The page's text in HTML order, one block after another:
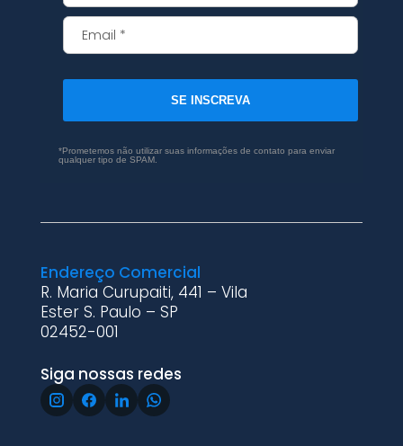
SE INSCREVA
*Prometemos não utilizar suas informações de contato para enviar
qualquer tipo de SPAM.
Endereço Comercial
R. Maria Curupaiti, 441 – Vila
Ester S. Paulo – SP
02452-001
Siga nossas redes